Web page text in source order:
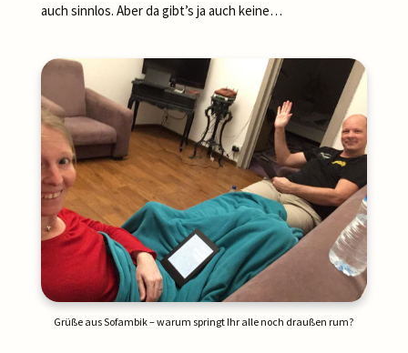
auch sinnlos. Aber da gibt’s ja auch keine…
Grüße aus Sofambik – warum springt Ihr alle noch draußen rum?